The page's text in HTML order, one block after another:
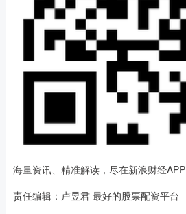
海量资讯、精准解读，尽在新浪财经APP
责任编辑：卢昱君 最好的股票配资平台